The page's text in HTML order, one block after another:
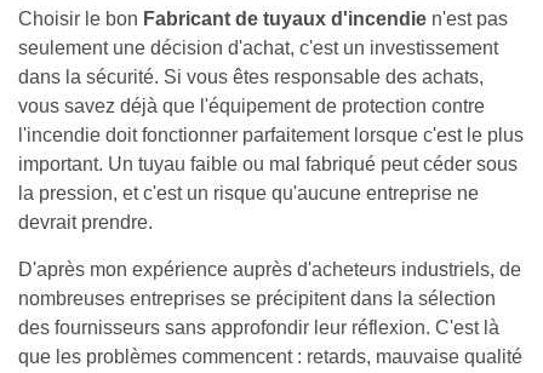
Choisir le bon Fabricant de tuyaux d'incendie n'est pas
seulement une décision d'achat, c'est un investissement
dans la sécurité. Si vous êtes responsable des achats,
vous savez déjà que l'équipement de protection contre
l'incendie doit fonctionner parfaitement lorsque c'est le plus
important. Un tuyau faible ou mal fabriqué peut céder sous
la pression, et c'est un risque qu'aucune entreprise ne
devrait prendre.
D'après mon expérience auprès d'acheteurs industriels, de
nombreuses entreprises se précipitent dans la sélection
des fournisseurs sans approfondir leur réflexion. C'est là
que les problèmes commencent : retards, mauvaise qualité